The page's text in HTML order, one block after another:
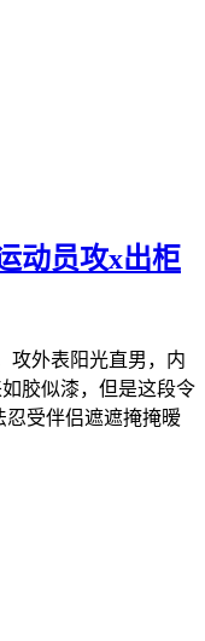
动员攻x出柜
攻外表阳光直男，内
胶似漆，但是这段令
忍受伴侣遮遮掩掩暧